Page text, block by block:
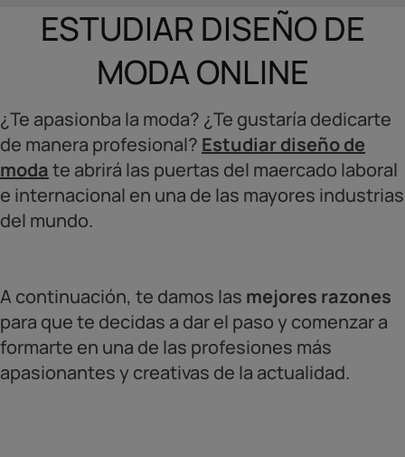
ESTUDIAR DISEÑO DE
MODA ONLINE
¿Te apasionba la moda? ¿Te gustaría dedicarte
de manera profesional? Estudiar diseño de
modate abrirá las puertas del maercado laboral
e internacional en una de las mayores industrias
del mundo.
A continuación, te damos las mejores razones
para que te decidas a dar el paso y comenzar a
formarte en una de las profesiones más
apasionantes y creativas de la actualidad.